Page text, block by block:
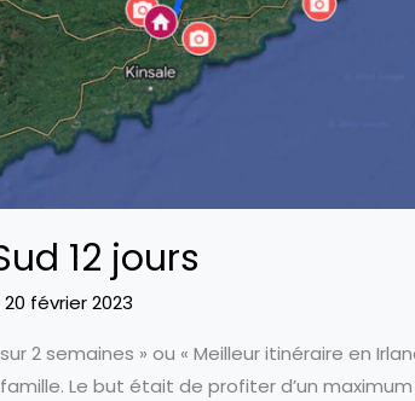
12 jours
20 février 2023
2 semaines » ou « Meilleur itinéraire en
Le but était de profiter d’un maximum